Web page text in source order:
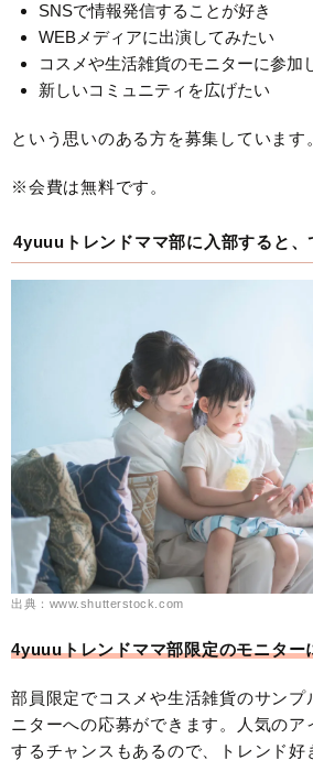
SNSで情報発信することが好き
WEBメディアに出演してみたい
コスメや生活雑貨のモニターに参加
新しいコミュニティを広げたい
という思いのある方を募集しています。
※会費は無料です。
4yuuuトレンドママ部に入部すると、
出典：www.shutterstock.com
4yuuuトレンドママ部限定のモニター
部員限定でコスメや生活雑貨のサンプ
ニターへの応募ができます。人気のア
するチャンスもあるので、トレンド